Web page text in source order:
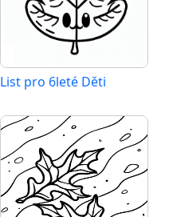
List pro 6leté Děti